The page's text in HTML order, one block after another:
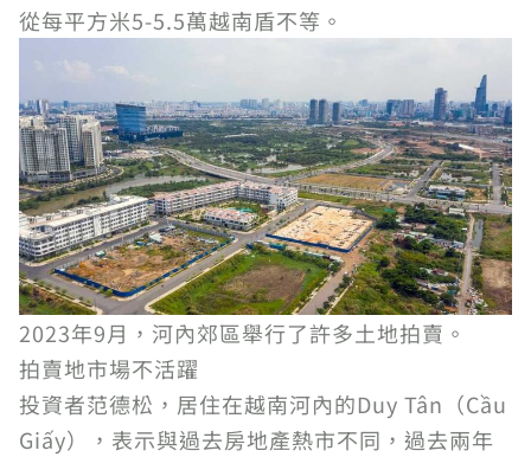
從每平方米5-5.5萬越南盾不等。
2023年9月，河內郊區舉行了許多土地拍賣。
拍賣地市場不活躍
投資者范德松，居住在越南河內的Duy Tân（Cầu
Giấy），表示與過去房地產熱市不同，過去兩年